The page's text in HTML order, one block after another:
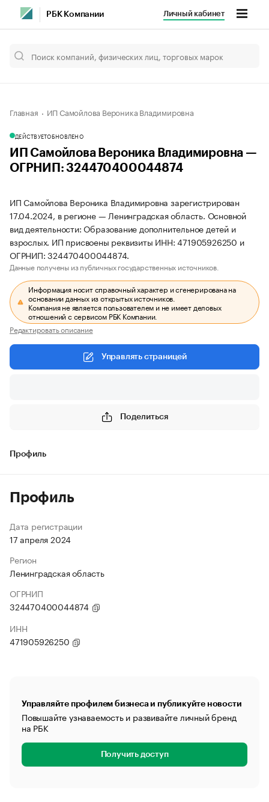
РБК Компании Личный кабинет
Главная ИП Самойлова Вероника Владимировна
ДЕЙСТВУЕТОБНОВЛЕНО
ИП Самойлова Вероника Владимировна —
ОГРНИП: 324470400044874
ИП Самойлова Вероника Владимировна зарегистрирован
17.04.2024, в регионе — Ленинградская область. Основной
вид деятельности: Образование дополнительное детей и
взрослых. ИП присвоены реквизиты ИНН: 471905926250 и
ОГРНИП: 324470400044874.
Данные получены из публичных государственных источников.
Информация носит справочный характер и сгенерирована на
основании данных из открытых источников.
Компания не является пользователем и не имеет деловых
отношений с сервисом РБК Компании.
Редактировать описание
Управлять страницей
Поделиться
Профиль
Профиль
Дата регистрации
17 апреля 2024
Регион
Ленинградская область
ОГРНИП
324470400044874
ИНН
471905926250
Управляйте профилем бизнеса и публикуйте новости
Повышайте узнаваемость и развивайте личный бренд
на РБК
Получить доступ